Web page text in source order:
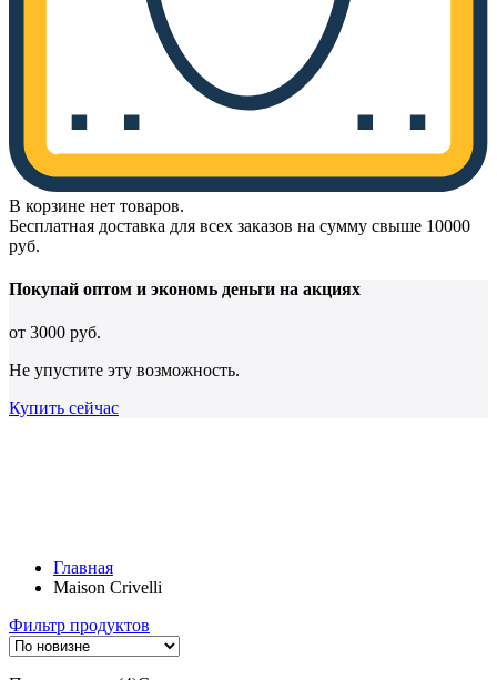
В корзине нет товаров.
Бесплатная доставка для всех заказов на сумму свыше 10000
руб.
Покупай оптом и экономь деньги на акциях
от 3000 руб.
Не упустите эту возможность.
Купить сейчас
Главная
Maison Crivelli
Фильтр продуктов